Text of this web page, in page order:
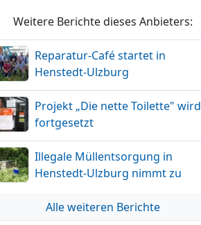
Weitere Berichte dieses Anbieters:
Reparatur-Café startet in
Henstedt-Ulzburg
Projekt „Die nette Toilette" wird
fortgesetzt
Illegale Müllentsorgung in
Henstedt-Ulzburg nimmt zu
Alle weiteren Berichte